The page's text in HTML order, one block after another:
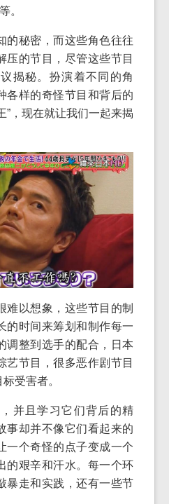
。
的秘密，而这些角色往往
压的节目，尽管这些节目
揭秘。扮演着不同的角
各样的奇怪节目和背后的
”，现在就让我们一起来揭
难以想象，这些节目的制
的时间来筹划和制作每一
调整到选手的配合，日本
艺节目，很多恶作剧节目
受害者。
并且学习它们背后的精
事却并不像它们看起来的
一个奇怪的点子变成一个
的艰辛和汗水。每一个环
暴走和实践，还有一些节